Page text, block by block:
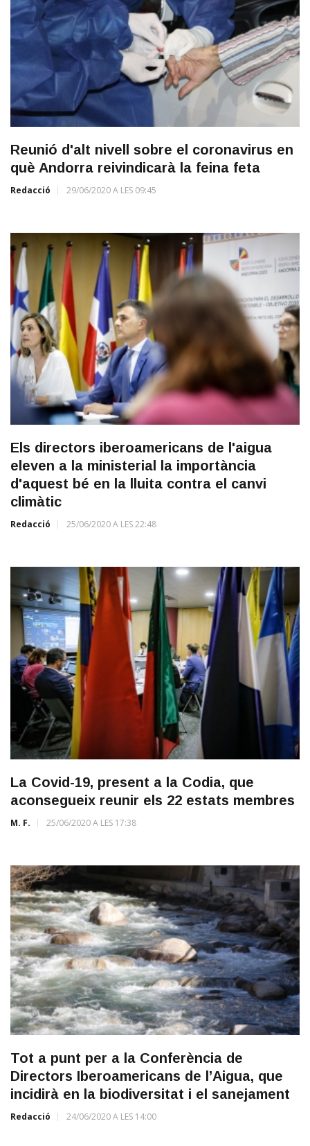
Reunió d'alt nivell sobre el coronavirus en
què Andorra reivindicarà la feina feta
Redacció 29/06/2020 A LES 09:45
Els directors iberoamericans de l'aigua
eleven a la ministerial la importància
d'aquest bé en la lluita contra el canvi
climàtic
Redacció 25/06/2020 A LES 22:48
La Covid-19, present a la Codia, que
aconsegueix reunir els 22 estats membres
M. F. 25/06/2020 A LES 17:38
Tot a punt per a la Conferència de
Directors Iberoamericans de l’Aigua, que
incidirà en la biodiversitat i el sanejament
Redacció 24/06/2020 A LES 14:00